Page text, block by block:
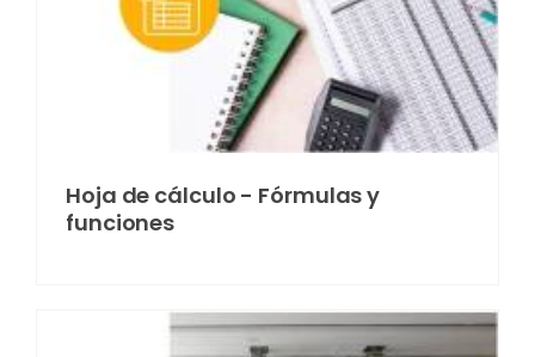
Hoja de cálculo - Fórmulas y
funciones